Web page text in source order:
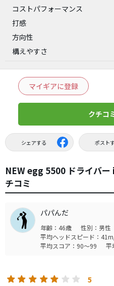
コストパフォーマンス
打感
方向性
構えやすさ
マイギアに登録
クチコ
シェアする ポスト
NEW egg 5500 ドライバ
チコミ
パパんだ
年齢：46歳 性別：男性
平均ヘッドスピード：
平均スコア：90～99
平
5